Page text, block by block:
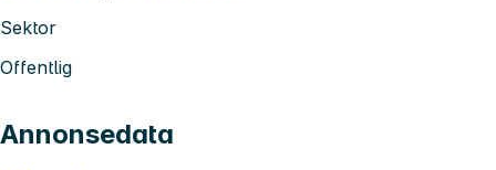
Sektor
Offentlig
Annonsedata